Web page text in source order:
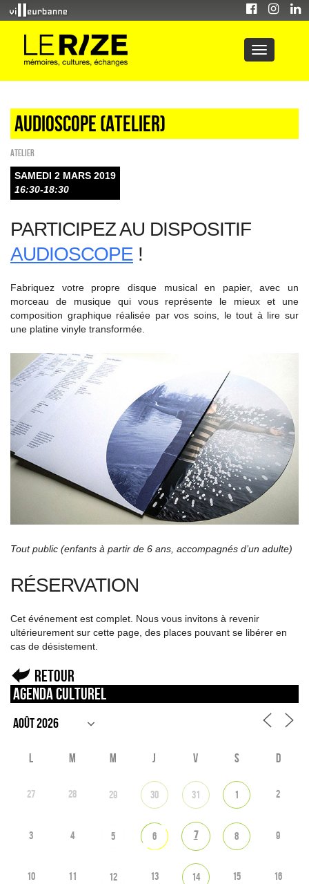
Audioscope (atelier)
Atelier
SAMEDI 2 MARS 2019
16:30-18:30
PARTICIPEZ AU DISPOSITIF
AUDIOSCOPE !
Fabriquez votre propre disque musical en papier, avec un
morceau de musique qui vous représente le mieux et une
composition graphique réalisée par vos soins, le tout à lire sur
une platine vinyle transformée.
Tout public (enfants à partir de 6 ans, accompagnés d’un adulte)
RÉSERVATION
Cet événement est complet. Nous vous invitons à revenir
ultérieurement sur cette page, des places pouvant se libérer en
cas de désistement.
Retour
Agenda culturel
L M M J V S D
27 28 29 30 31 1 2
3 4 5 6 7 8 9
10 11 12 13 14 15 16